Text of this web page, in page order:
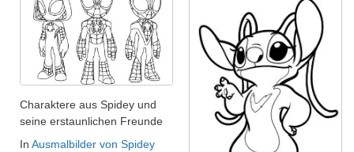
Charaktere aus Spidey und
seine erstaunlichen Freunde
In Ausmalbilder von Spidey